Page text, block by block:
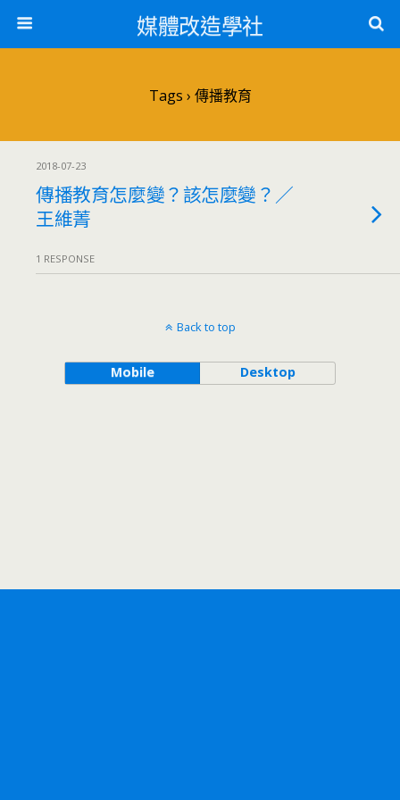
媒體改造學社
Tags › 傳播教育
2018-07-23
傳播教育怎麼變？該怎麼變？／
王維菁
1 RESPONSE
Back to top
Mobile Desktop